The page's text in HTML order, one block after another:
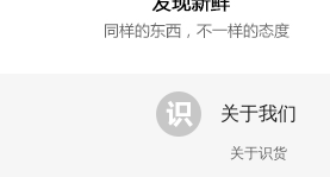
关于我们
关于识货